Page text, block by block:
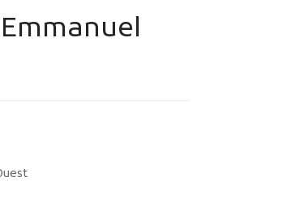
MES DÉMARCHES
Emmanuel